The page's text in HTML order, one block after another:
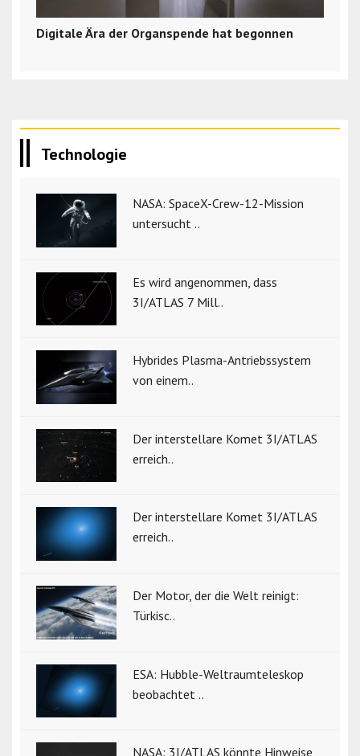
Digitale Ära der Organspende hat begonnen
Technologie
NASA: SpaceX-Crew-12-Mission
untersucht ..
Es wird angenommen, dass
3I/ATLAS 7 Mill..
Hybrides Plasma-Antriebssystem
von einem..
Der interstellare Komet 3I/ATLAS
erreich..
Der interstellare Komet 3I/ATLAS
erreich..
Der Motor, der die Welt reinigt:
Türkisc..
ESA: Hubble-Weltraumteleskop
beobachtet ..
NASA: 3I/ATLAS könnte Hinweise